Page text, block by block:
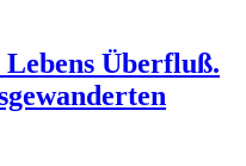
Überfluß.